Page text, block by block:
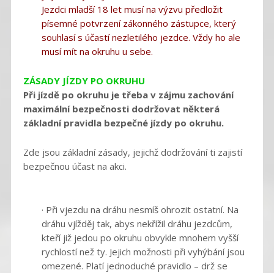
Jezdci mladší 18 let musí na výzvu předložit
písemné potvrzení zákonného zástupce, který
souhlasí s účastí nezletilého jezdce. Vždy ho ale
musí mít na okruhu u sebe.
ZÁSADY JÍZDY PO OKRUHU
Při jízdě po okruhu je třeba v zájmu zachování
maximální bezpečnosti dodržovat některá
základní pravidla bezpečné jízdy po okruhu.
Zde jsou základní zásady, jejichž dodržování ti zajistí
bezpečnou účast na akci.
· Při vjezdu na dráhu nesmíš ohrozit ostatní. Na
dráhu vjížděj tak, abys nekřížil dráhu jezdcům,
kteří již jedou po okruhu obvykle mnohem vyšší
rychlostí než ty. Jejich možnosti při vyhýbání jsou
omezené. Platí jednoduché pravidlo – drž se